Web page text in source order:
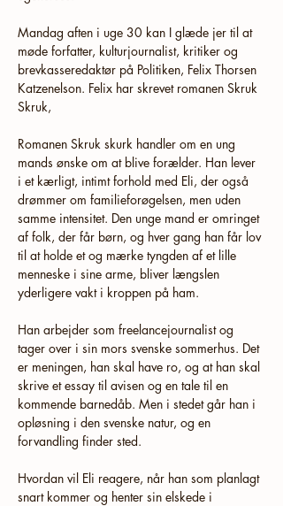
Mandag aften i uge 30 kan I glæde jer til at
møde forfatter, kulturjournalist, kritiker og
brevkasseredaktør på Politiken, Felix Thorsen
Katzenelson. Felix har skrevet romanen Skruk
Skruk,
Romanen Skruk skurk handler om en ung
mands ønske om at blive forælder. Han lever
i et kærligt, intimt forhold med Eli, der også
drømmer om familieforøgelsen, men uden
samme intensitet. Den unge mand er omringet
af folk, der får børn, og hver gang han får lov
til at holde et og mærke tyngden af et lille
menneske i sine arme, bliver længslen
yderligere vakt i kroppen på ham.
Han arbejder som freelancejournalist og
tager over i sin mors svenske sommerhus. Det
er meningen, han skal have ro, og at han skal
skrive et essay til avisen og en tale til en
kommende barnedåb. Men i stedet går han i
opløsning i den svenske natur, og en
forvandling finder sted.
Hvordan vil Eli reagere, når han som planlagt
snart kommer og henter sin elskede i